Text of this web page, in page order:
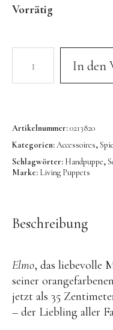
NUUKK |
Sköna
YEYE
the Munio |
Vorrätig
In den
Artikelnummer:0213820
Kategorien:Accessoires,
Schlagwörter: Handpuppe,
Marke: Living Puppets
Beschreibung
Elmo, das liebevolle
seiner
jetzt als 35
– der Liebling aller